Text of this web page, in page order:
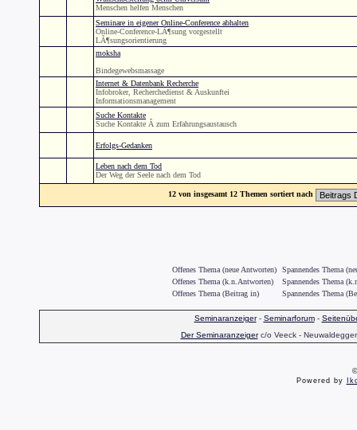
Menschen helfen Menschen
Seminare in eigener Online-Conference abhalten
Online-Conference-LÃ¶sung vorgestellt
LÃ¶sungsorientierung
moksha
Bindegewebsmassage
Internet & Datenbank Recherche
Infobroker, Recherchedienst & Auskunftei
Informationsmanagement
Suche Kontakte
Suche Kontakte Â zum Erfahrungsaustausch
Erfolgs-Gedanken
Leben nach dem Tod
Der Weg der Seele nach dem Tod
12 von insgesamt 12 Themen sortiert nach
Offenes Thema (neue Antworten)
Spannendes Thema
Offenes Thema (k.n.Antworten)
Spannendes Thema
Offenes Thema (Beitrag in)
Spannendes Thema
Seminaranzeiger- Seminarforum-
Der Seminaranzeigerc/o Veeck -
Powered by